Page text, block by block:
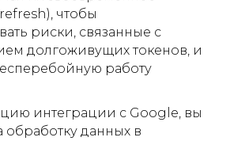
чтобы
риски, связанные с
долгоживущих токенов, и
работу
интеграции с Google, вы
обработку данных в